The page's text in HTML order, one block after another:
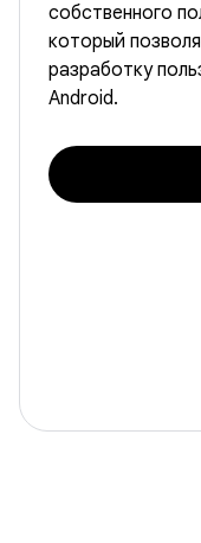
собственного
который
разработку
Android.